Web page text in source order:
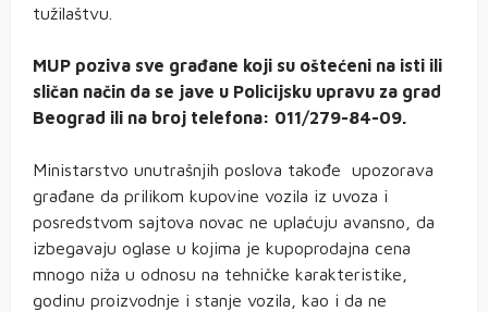
tužilaštvu.
MUP poziva sve građane koji su oštećeni na isti ili
sličan način da se jave u Policijsku upravu za grad
Beograd ili na broj telefona: 011/279-84-09.
Ministarstvo unutrašnjih poslova takođe upozorava
građane da prilikom kupovine vozila iz uvoza i
posredstvom sajtova novac ne uplaćuju avansno, da
izbegavaju oglase u kojima je kupoprodajna cena
mnogo niža u odnosu na tehničke karakteristike,
godinu proizvodnje i stanje vozila, kao i da ne